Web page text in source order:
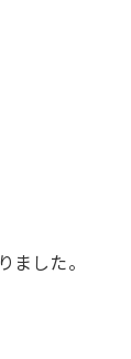
した。